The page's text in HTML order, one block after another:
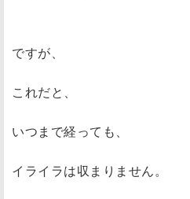
ですが、
これだと、
いつまで経っても、
イライラは収まりません。